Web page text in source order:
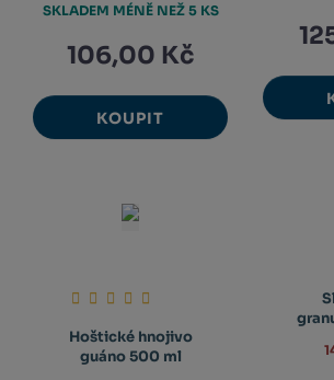
106,00 Kč
KOUPIT
SKLADEM MÉNĚ NEŽ 5 KS
Hoštické hnojivo
guáno 500 ml